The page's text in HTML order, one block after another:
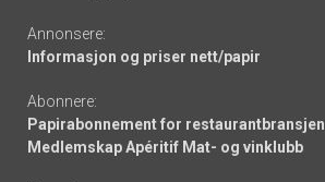
Annonsere:
Informasjon og priser nett/papir
Abonnere:
Papirabonnement for restaurantbransjen
Medlemskap Apéritif Mat- og vinklubb